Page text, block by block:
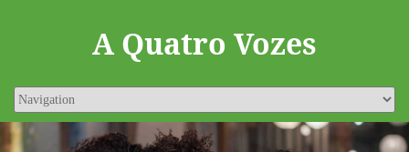
A Quatro Vozes